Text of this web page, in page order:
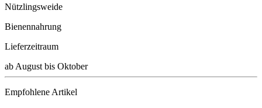
Nützlingsweide
Bienennahrung
Lieferzeitraum
ab August bis Oktober
Empfohlene Artikel